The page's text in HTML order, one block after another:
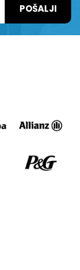
POŠALJI